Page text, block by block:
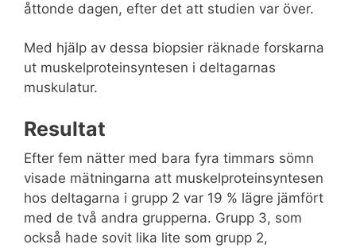
åttonde dagen, efter det att studien var över.
Med hjälp av dessa biopsier räknade forskarna
ut muskelproteinsyntesen i deltagarnas
muskulatur.
Resultat
Efter fem nätter med bara fyra timmars sömn
visade mätningarna att muskelproteinsyntesen
hos deltagarna i grupp 2 var 19 % lägre jämfört
med de två andra grupperna. Grupp 3, som
också hade sovit lika lite som grupp 2,